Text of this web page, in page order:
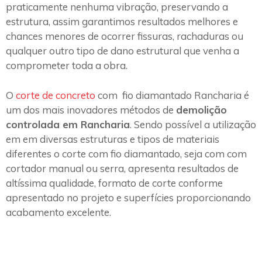
praticamente nenhuma vibração, preservando a
estrutura, assim garantimos resultados melhores e
chances menores de ocorrer fissuras, rachaduras ou
qualquer outro tipo de dano estrutural que venha a
comprometer toda a obra.
O corte de concreto com fio diamantado Rancharia é
um dos mais inovadores métodos de demolição
controlada em Rancharia. Sendo possível a utilização
em em diversas estruturas e tipos de materiais
diferentes o corte com fio diamantado, seja com com
cortador manual ou serra, apresenta resultados de
altíssima qualidade, formato de corte conforme
apresentado no projeto e superfícies proporcionando
acabamento excelente.